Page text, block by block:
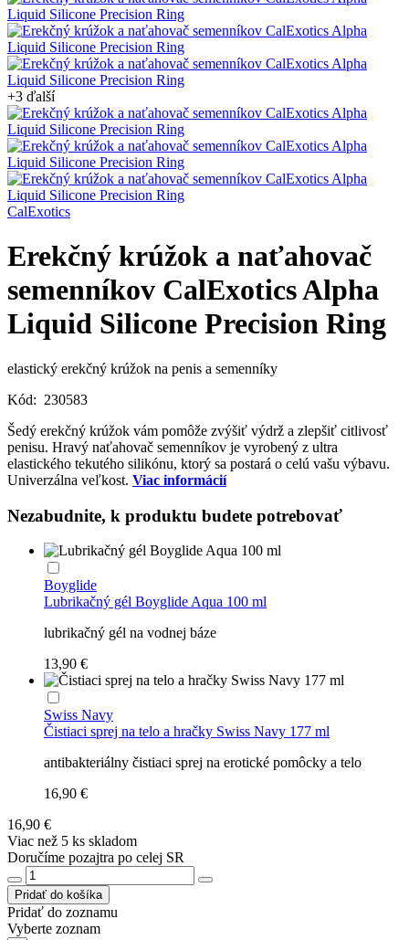
+3 ďalší
CalExotics
Erekčný krúžok a naťahovač
semenníkov CalExotics Alpha
Liquid Silicone Precision Ring
elastický erekčný krúžok na penis a semenníky
Kód: 230583
Šedý erekčný krúžok vám pomôže zvýšiť výdrž a zlepšiť citlivosť
penisu. Hravý naťahovač semenníkov je vyrobený z ultra
elastického tekutého silikónu, ktorý sa postará o celú vašu výbavu.
Univerzálna veľkost. Viac informácií
Nezabudnite, k produktu budete potrebovať
Boyglide
Lubrikačný gél Boyglide Aqua 100 ml
lubrikačný gél na vodnej báze
13,90 €
Swiss Navy
Čistiaci sprej na telo a hračky Swiss Navy 177 ml
antibakteriálny čistiaci sprej na erotické pomôcky a telo
16,90 €
16,90 €
Viac než 5 ks skladom
Doručíme pozajtra po celej SR
Pridať do košíka
Pridať do zoznamu
Vyberte zoznam